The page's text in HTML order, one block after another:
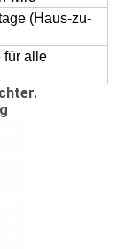
(Haus-zu-
für alle